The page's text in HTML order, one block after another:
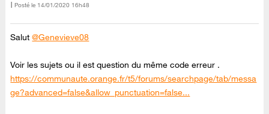
Posté le ‎14/01/2020 16h48
Salut@Genevieve08
Voir les sujets ou il est question du même code erreur .
https://communaute.orange.fr/t5/forums/searchpage/tab/messa
ge?advanced=false&allow_punctuation=false...